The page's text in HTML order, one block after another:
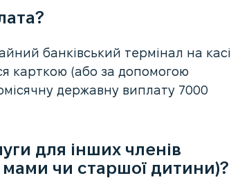
банківський термінал на касі
карткою (або за допомогою
державну виплату 7000
для інших членів
чи старшої дитини)?